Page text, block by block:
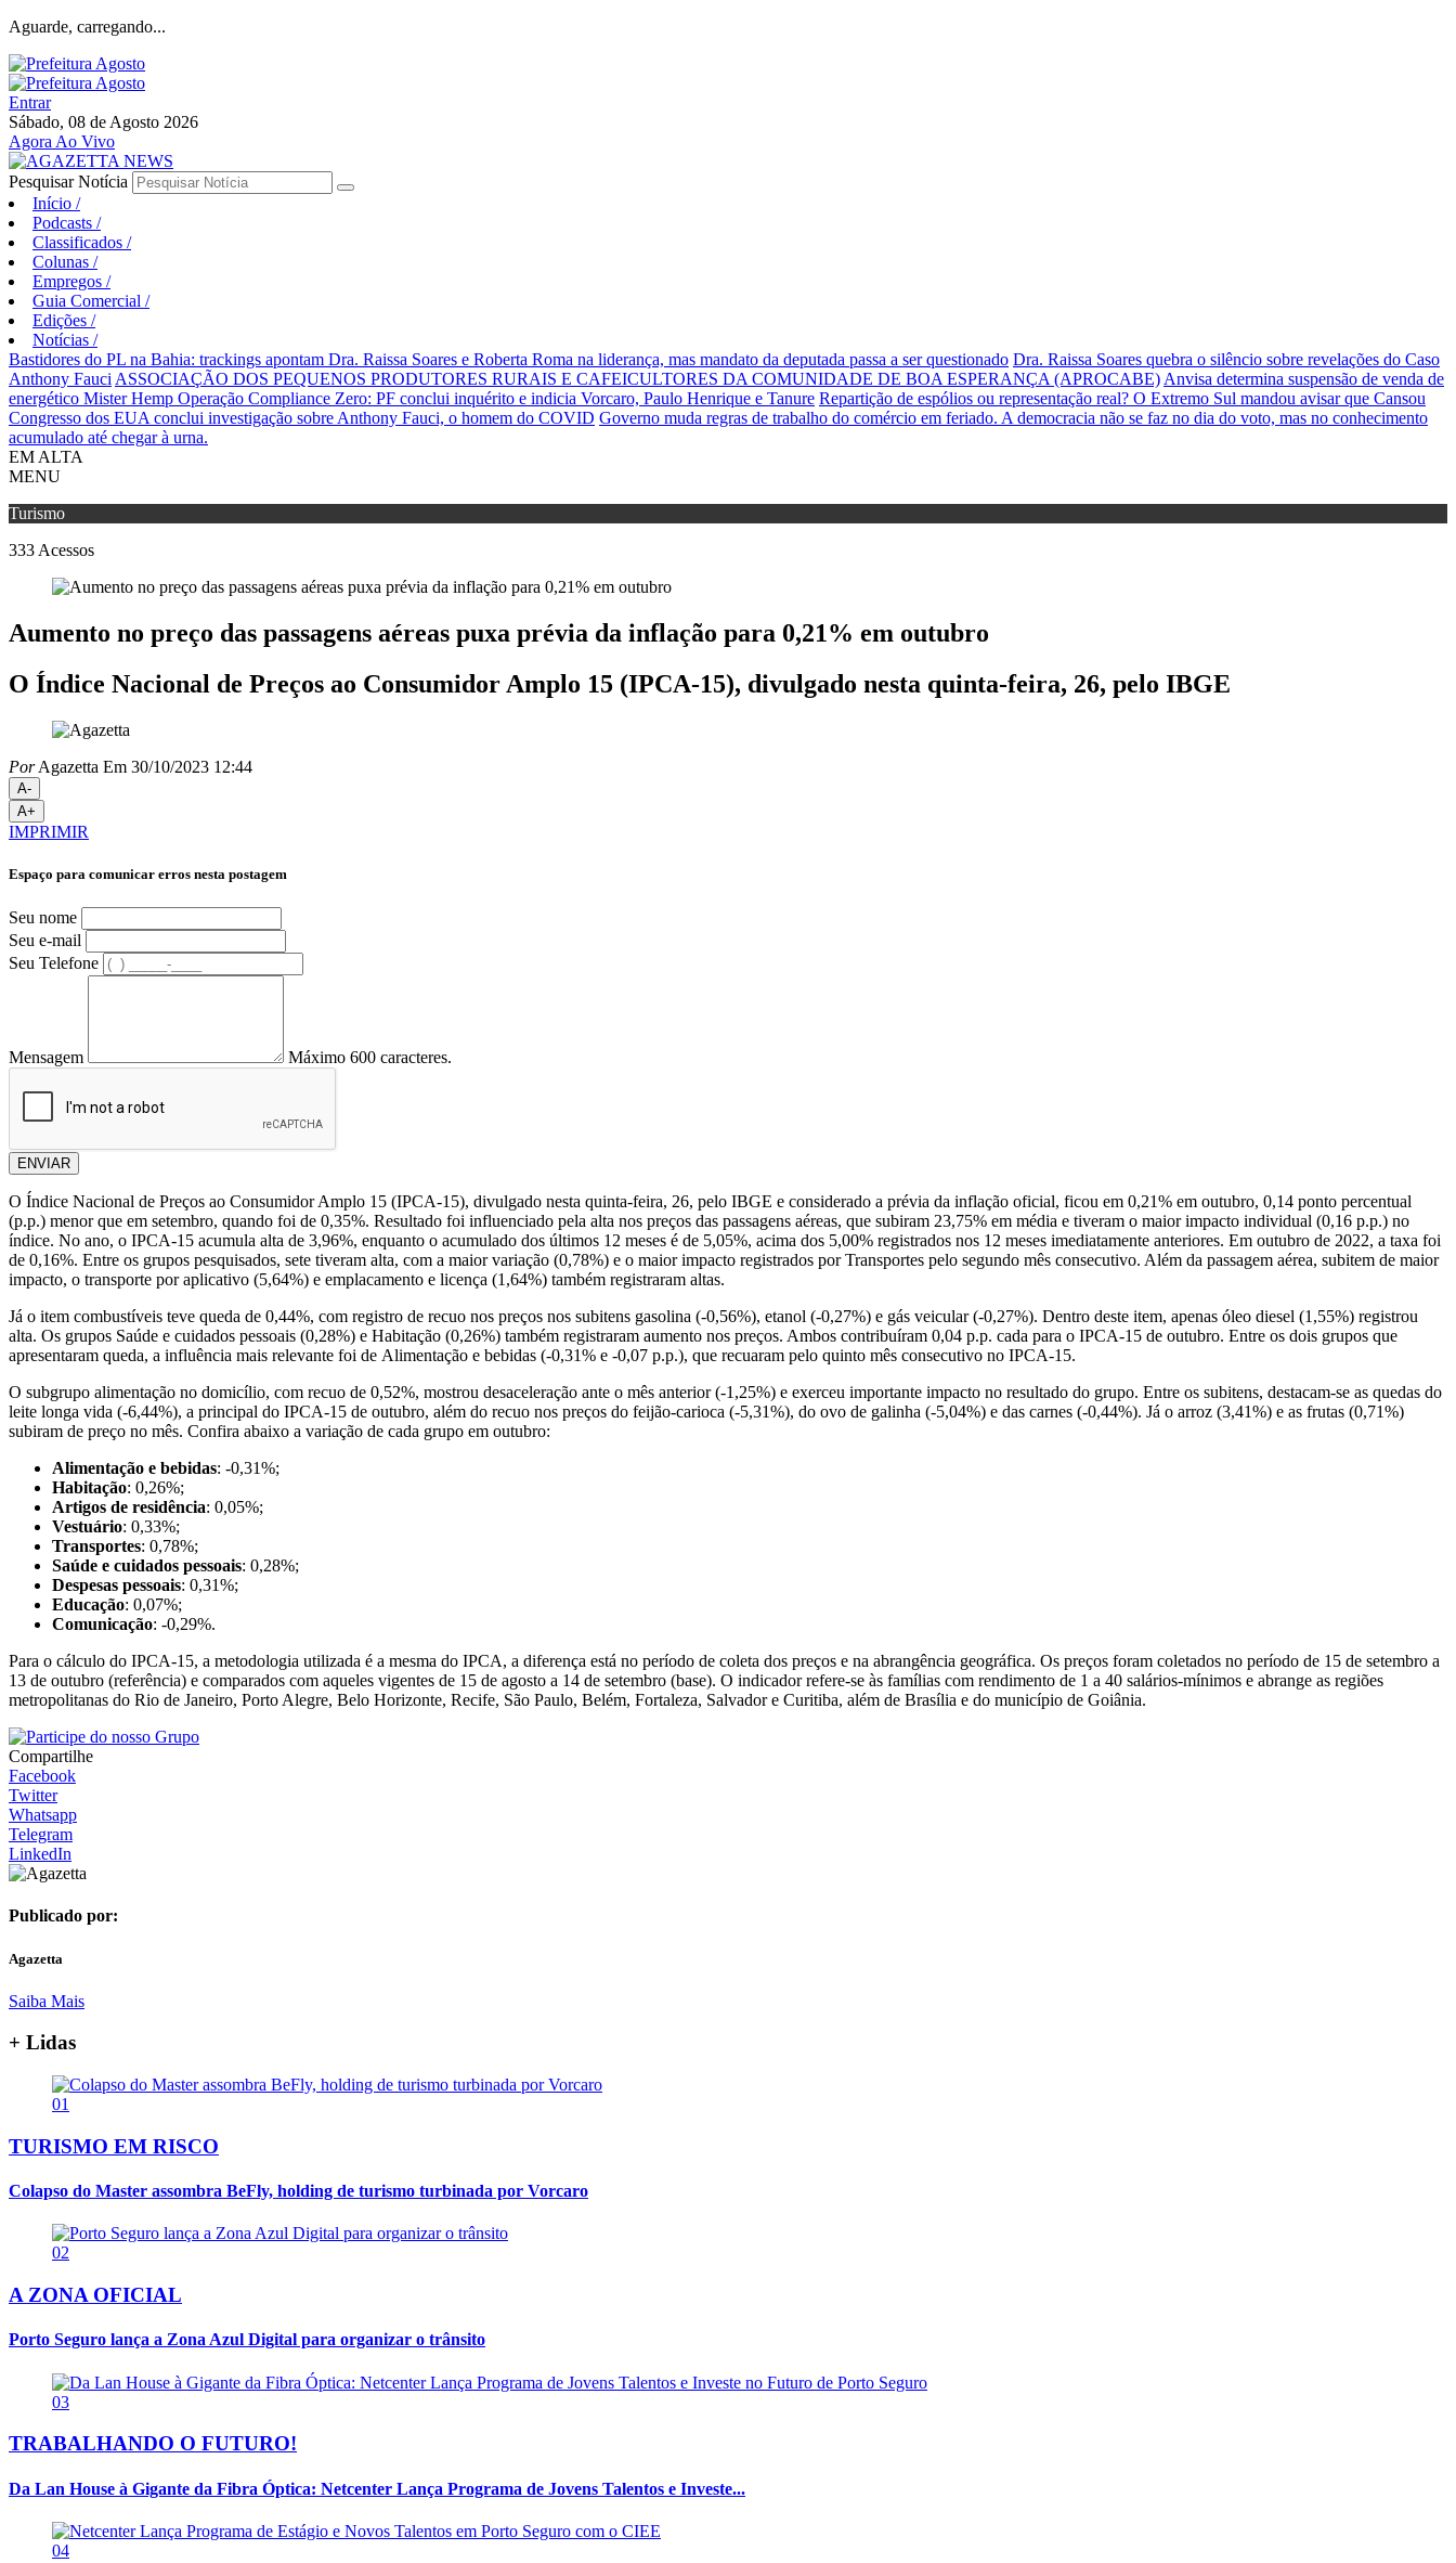
Aguarde, carregando...
Entrar
Sábado, 08 de Agosto 2026
Agora Ao Vivo
Pesquisar Notícia
Início /
Podcasts /
Classificados /
Colunas /
Empregos /
Guia Comercial /
Edições /
Notícias /
Bastidores do PL na Bahia: trackings apontam Dra. Raissa Soares e Roberta Roma na liderança, mas mandato da deputada passa a ser questionado Dra. Raissa Soares quebra o silêncio sobre revelações do Caso
Anthony Fauci ASSOCIAÇÃO DOS PEQUENOS PRODUTORES RURAIS E CAFEICULTORES DA COMUNIDADE DE BOA ESPERANÇA (APROCABE) Anvisa determina suspensão de venda de
energético Mister Hemp Operação Compliance Zero: PF conclui inquérito e indicia Vorcaro, Paulo Henrique e Tanure Repartição de espólios ou representação real? O Extremo Sul mandou avisar que Cansou
Congresso dos EUA conclui investigação sobre Anthony Fauci, o homem do COVID Governo muda regras de trabalho do comércio em feriado. A democracia não se faz no dia do voto, mas no conhecimento
acumulado até chegar à urna.
EM ALTA
MENU
Turismo
333 Acessos
Aumento no preço das passagens aéreas puxa prévia da inflação para 0,21% em outubro
O Índice Nacional de Preços ao Consumidor Amplo 15 (IPCA-15), divulgado nesta quinta-feira, 26, pelo IBGE
PorAgazetta Em 30/10/2023 12:44
A-
A+
IMPRIMIR
Espaço para comunicar erros nesta postagem
Seu nome
Seu e-mail
Seu Telefone
Mensagem Máximo 600 caracteres.
ENVIAR
O Índice Nacional de Preços ao Consumidor Amplo 15 (IPCA-15), divulgado nesta quinta-feira, 26, pelo IBGE e considerado a prévia da inflação oficial, ficou em 0,21% em outubro, 0,14 ponto percentual
(p.p.) menor que em setembro, quando foi de 0,35%. Resultado foi influenciado pela alta nos preços das passagens aéreas, que subiram 23,75% em média e tiveram o maior impacto individual (0,16 p.p.) no
índice. No ano, o IPCA-15 acumula alta de 3,96%, enquanto o acumulado dos últimos 12 meses é de 5,05%, acima dos 5,00% registrados nos 12 meses imediatamente anteriores. Em outubro de 2022, a taxa foi
de 0,16%. Entre os grupos pesquisados, sete tiveram alta, com a maior variação (0,78%) e o maior impacto registrados por Transportes pelo segundo mês consecutivo. Além da passagem aérea, subitem de maior
impacto, o transporte por aplicativo (5,64%) e emplacamento e licença (1,64%) também registraram altas.
Já o item combustíveis teve queda de 0,44%, com registro de recuo nos preços nos subitens gasolina (-0,56%), etanol (-0,27%) e gás veicular (-0,27%). Dentro deste item, apenas óleo diesel (1,55%) registrou
alta. Os grupos Saúde e cuidados pessoais (0,28%) e Habitação (0,26%) também registraram aumento nos preços. Ambos contribuíram 0,04 p.p. cada para o IPCA-15 de outubro. Entre os dois grupos que
apresentaram queda, a influência mais relevante foi de Alimentação e bebidas (-0,31% e -0,07 p.p.), que recuaram pelo quinto mês consecutivo no IPCA-15.
O subgrupo alimentação no domicílio, com recuo de 0,52%, mostrou desaceleração ante o mês anterior (-1,25%) e exerceu importante impacto no resultado do grupo. Entre os subitens, destacam-se as quedas do
leite longa vida (-6,44%), a principal do IPCA-15 de outubro, além do recuo nos preços do feijão-carioca (-5,31%), do ovo de galinha (-5,04%) e das carnes (-0,44%). Já o arroz (3,41%) e as frutas (0,71%)
subiram de preço no mês. Confira abaixo a variação de cada grupo em outubro:
Alimentação e bebidas: -0,31%;
Habitação: 0,26%;
Artigos de residência: 0,05%;
Vestuário: 0,33%;
Transportes: 0,78%;
Saúde e cuidados pessoais: 0,28%;
Despesas pessoais: 0,31%;
Educação: 0,07%;
Comunicação: -0,29%.
Para o cálculo do IPCA-15, a metodologia utilizada é a mesma do IPCA, a diferença está no período de coleta dos preços e na abrangência geográfica. Os preços foram coletados no período de 15 de setembro a
13 de outubro (referência) e comparados com aqueles vigentes de 15 de agosto a 14 de setembro (base). O indicador refere-se às famílias com rendimento de 1 a 40 salários-mínimos e abrange as regiões
metropolitanas do Rio de Janeiro, Porto Alegre, Belo Horizonte, Recife, São Paulo, Belém, Fortaleza, Salvador e Curitiba, além de Brasília e do município de Goiânia.
Compartilhe
Facebook
Twitter
Whatsapp
Telegram
LinkedIn
Publicado por:
Agazetta
Saiba Mais
+ Lidas
01
TURISMO EM RISCO
Colapso do Master assombra BeFly, holding de turismo turbinada por Vorcaro
02
A ZONA OFICIAL
Porto Seguro lança a Zona Azul Digital para organizar o trânsito
03
TRABALHANDO O FUTURO!
Da Lan House à Gigante da Fibra Óptica: Netcenter Lança Programa de Jovens Talentos e Investe...
04